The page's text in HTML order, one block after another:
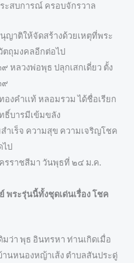
ะสบการณ์ ครอบจักรวาล
าติให้จัดสร้างด้วยเหตุที่พระ
ตถุมงคลอีกต่อไป
หลวงพ่อพุธ ปลุกเสกเดี่ยว ตั้ง
๙
งคำเเท้ หลอมรวม ได้ชื่อเรียก
ธิ์บารมีเข้มขลัง
ำเร็จ ความสุข ความเจริญโชค
ไป
รราชสีมา วันพุธที่ ๒๔ ม.ค.
พระรุ่นนี้ทั้งชุดเด่นเรื่อง โชค
ว่า พุธ อินทรหา ท่านเกิดเมื่อ
นหนองหญ้าเส้ง ตำบลสันประดู่